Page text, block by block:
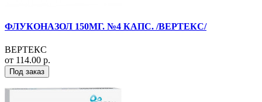
ФЛУКОНАЗОЛ 150МГ. №4 КАПС. /ВЕРТЕКС/
ВЕРТЕКС
от 114.00 р.
Под заказ